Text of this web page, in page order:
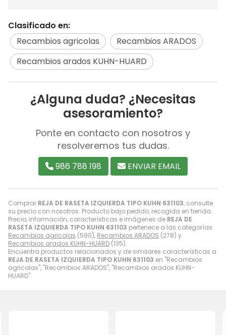
Comprar REJA DE RASETA IZQUIERDA TIPO KUHN 631103, consulte
su precio con nosotros. Producto bajo pedido, recogida en tienda.
Precio, información, características e imágenes de REJA DE
RASETA IZQUIERDA TIPO KUHN 631103 pertenece a las categorías
Recambios agricolas (590), Recambios ARADOS (278) y
Recambios arados KUHN-HUARD (135).
Encuentra productos relacionados y de similares características a
REJA DE RASETA IZQUIERDA TIPO KUHN 631103 en "Recambios
agricolas", "Recambios ARADOS", "Recambios arados KUHN-
HUARD".
Clasificado en:
Recambios agricolas
Recambios ARADOS
Recambios arados KUHN-HUARD
¿Alguna duda? ¿Necesitas
asesoramiento?
Ponte en contacto con nosotros y
resolveremos tus dudas.
986 788 198 ENVIAR EMAIL